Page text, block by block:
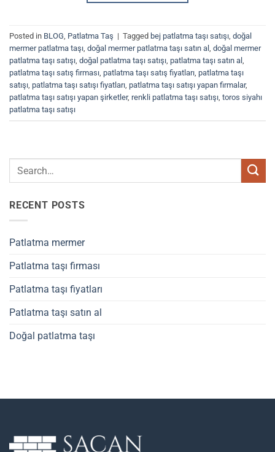
Posted in BLOG Patlatma Taş | Tagged bej patlatma taşı satışı doğal
mermer patlatma taşı doğal mermer patlatma taşı satın al doğal mermer
patlatma taşı satışı doğal patlatma taşı satışı patlatma taşı satın al
patlatma taşı satış firması patlatma taşı satış fiyatları patlatma taşı
satışı patlatma taşı satışı fiyatları patlatma taşı satışı yapan firmalar,
patlatma taşı satışı yapan şirketler, renkli patlatma taşı satışı toros siyahı
patlatma taşı satışı
RECENT POSTS
Patlatma mermer
Patlatma taşı firması
Patlatma taşı fiyatları
Patlatma taşı satın al
Doğal patlatma taşı